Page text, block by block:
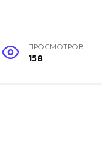
ПРОСМОТРОВ
158